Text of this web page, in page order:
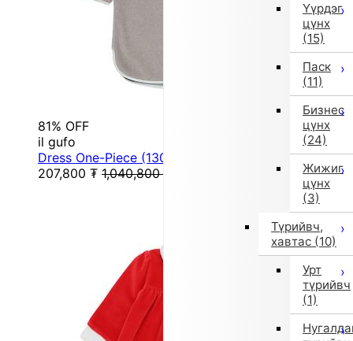
Үүрдэг
цүнх
(15)
Паск
(11)
Бизнес
цүнх
(24)
Жижиг
цүнх
(3)
Түрийвч,
хавтас (10)
Урт
түрийвч
(1)
81% OFF
il gufo
Dress One-Piece (130 cm / Gray)
207,800 ₮ 1,040,800